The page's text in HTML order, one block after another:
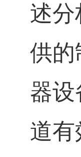
述
供的
器
道